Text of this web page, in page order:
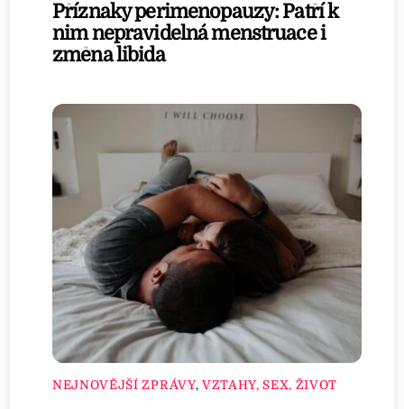
Příznaky perimenopauzy: Patří k
nim nepravidelná menstruace i
změna libida
NEJNOVĚJŠÍ ZPRÁVY, VZTAHY, SEX, ŽIVOT